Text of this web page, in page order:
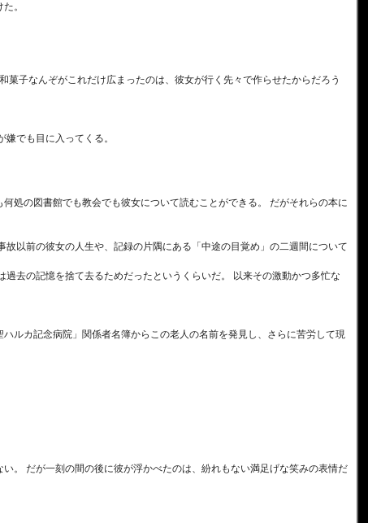
。
子なんぞがこれだけ広まったのは、彼女が行く先々で作らせたからだろう
でも目に入ってくる。
処の図書館でも教会でも彼女について読むことができる。 だがそれらの本に
以前の彼女の人生や、記録の片隅にある「中途の目覚め」の二週間について
去の記憶を捨て去るためだったというくらいだ。 以来その激動かつ多忙な
ルカ記念病院」関係者名簿からこの老人の名前を発見し、さらに苦労して現
。 だが一刻の間の後に彼が浮かべたのは、紛れもない満足げな笑みの表情だ